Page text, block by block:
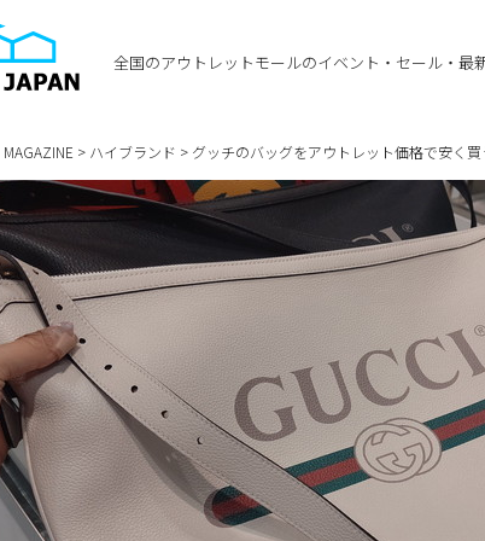
全国のアウトレットモールのイベント・セール・最
MAGAZINE > ハイブランド > グッチのバッグをアウトレット価格で安く